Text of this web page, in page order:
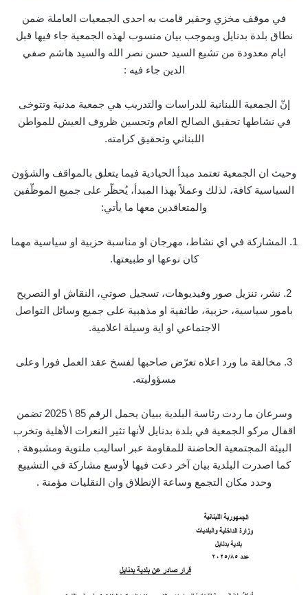
في موقف مخزي وحقير قامت به احدى الجمعيات العاملة ضمن
نطاق بلدة بدنايل وبموجب بيان منسوب لهذه الجمعية جاء فيها قبل
ايام معدودة من تشيع السيد حسن نصر الله والسيد هاشم صفي
الدين جاء فيه :
إنّ الجمعية اللبنانية للدراسات والتدريب هي جمعية مدنية وتتوخى
في نشاطها تحقيق الصالح العام وتحسين ظروف العيش للمواطن
اللبناني وتحقيق كرامته.
وحيث ان الجمعية تعتمد مبدأ الحيادية فيما يتعلق بالمواقف والشؤون
السياسية كافة، لذلك وعملاً بهذا المبدأ، يُحظّر على جميع الموظّفين
والمتعاقدين معها ما يأتي:
1. المشاركة في اي نشاط، مهرجان او مناسبة حزبية او سياسية مهما
كان نوعها او طبيعتها.
2. نشر، تنزيل صور وفيديوهات، تسجيل صوتي، النقاش او التصريح
بامور سياسية، حزبية، طائفية او مذهبية على جميع وسائل التواصل
الاجتماعي او اية وسيلة اعلامية.
3. مخالفة ما ورد اعلاه تعرّض صاحبها لفسخ عقد العمل فورا وعلى
مسؤوليته.
وسرعان ما ردت رئاسة البلدية ببيان يحمل الرقم 85 \ 2025 تضمن
اقفال مركو الجمعية في بلدة بدنايل لأنها تثير النعرات الأهلية وتخرب
البيئة المجتمعية الحاضنة للمقاومة عبر اساليب ملتوية ومشبوهة ,
كما اصدرت البلدية بيان آخر دعت فيها لأوسع مشاركة في التشييع
وحدد مكان التجمع وساعة الإنطلاق وان النقليات مؤمنة .